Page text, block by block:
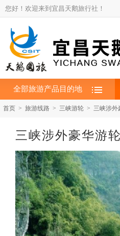
您好！欢迎来到宜昌天鹅旅行社！
全部旅游产品目的地
首页 > 旅游线路 > 三峡游轮 > 三峡涉外
三峡涉外豪华游